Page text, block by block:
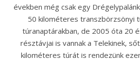
években még csak egy
50 kilométeres transzbörzsönyi
túranaptárakban, de 2005 óta 20
résztávjai is vannak a Telekinek,
kilométeres túrát is rendezünk